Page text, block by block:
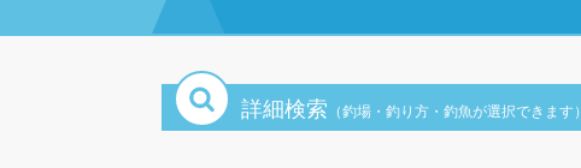
詳細検索 （釣場・釣り方・釣魚が選択できます）